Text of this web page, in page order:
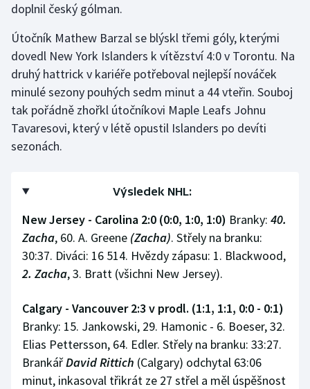
doplnil český gólman.
Útočník Mathew Barzal se blýskl třemi góly, kterými
dovedl New York Islanders k vítězství 4:0 v Torontu. Na
druhý hattrick v kariéře potřeboval nejlepší nováček
minulé sezony pouhých sedm minut a 44 vteřin. Souboj
tak pořádně zhořkl útočníkovi Maple Leafs Johnu
Tavaresovi, který v létě opustil Islanders po devíti
sezonách.
Výsledek NHL:
New Jersey - Carolina 2:0 (0:0, 1:0, 1:0) Branky: 40.
Zacha, 60. A. Greene (Zacha). Střely na branku:
30:37. Diváci: 16 514. Hvězdy zápasu: 1. Blackwood,
2. Zacha, 3. Bratt (všichni New Jersey).
Calgary - Vancouver 2:3 v prodl. (1:1, 1:1, 0:0 - 0:1)
Branky: 15. Jankowski, 29. Hamonic - 6. Boeser, 32.
Elias Pettersson, 64. Edler. Střely na branku: 33:27.
BrankářDavid Rittich (Calgary) odchytal 63:06
minut, inkasoval třikrát ze 27 střel a měl úspěšnost